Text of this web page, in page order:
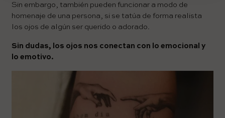
Sin embargo, también pueden funcionar a modo de
homenaje de una persona, si se tatúa de forma realista
los ojos de algún ser querido o adorado.
Sin dudas, los ojos nos conectan con lo emocional y
lo emotivo.